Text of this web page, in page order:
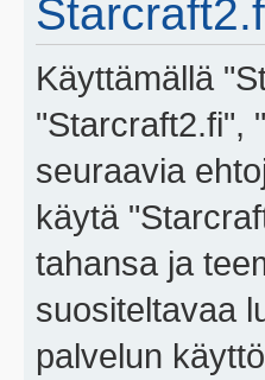
Käyttämällä
"Starcraft2.fi",
seuraavia
käytä
tahansa ja
suositeltavaa
palvelun